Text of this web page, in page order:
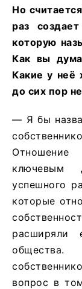
Но
раз
которую
Как вы
Какие у неё
до сих пор
— Я бы
ключевым
успешного
которые
вопрос в